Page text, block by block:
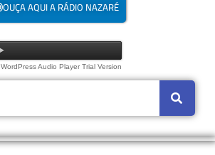
OUÇA AQUI A RÁDIO NAZARÉ
WordPress Audio Player Trial Version